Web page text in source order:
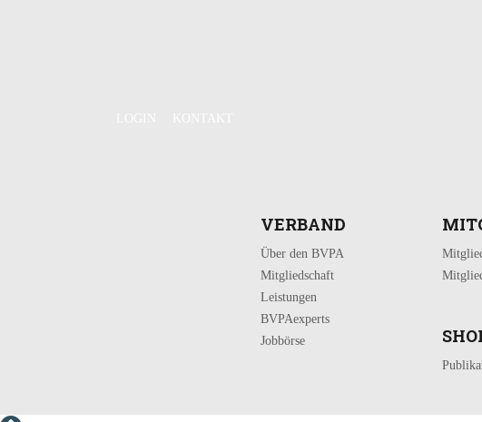
VERBAND
Über den BVPA
Mitgliedschaft
Leistungen
BVPAexperts
Jobbörse